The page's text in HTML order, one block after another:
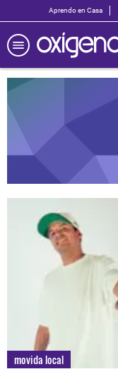
Aprendo en Casa
movida local